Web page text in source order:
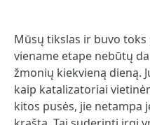
Mūsų tikslas ir buvo
viename etape nebūtų
žmonių kiekvieną dieną.
kaip katalizatoriai
kitos pusės, jie netampa